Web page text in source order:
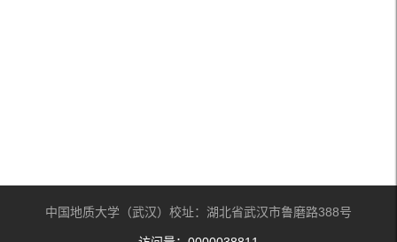
中国地质大学（武汉）校址：湖北省武汉市鲁磨路388号